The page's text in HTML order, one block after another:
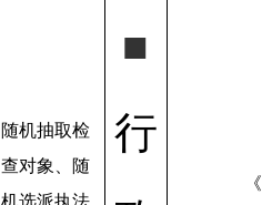
随机抽取检
查对象、随
机选派执法
■
行